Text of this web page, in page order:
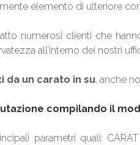
elemento di ulteriore
numerosi clienti che
all’interno dei nostri
da un carato in su, anche
compilando il
parametri quali: